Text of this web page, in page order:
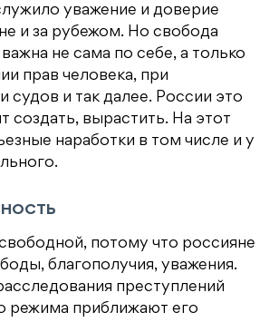
уважение и доверие
и за рубежом. Но свобода
не сама по себе, а только
прав человека, при
судов и так далее. России это
создать, вырастить. На этот
наработки в том числе и у
потому что россияне
благополучия, уважения.
преступлений
режима приближают его